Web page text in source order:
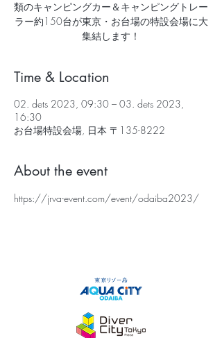
類のキャンピングカー＆キャンピングトレー
ラー約150台が東京・お台場の特設会場に大
集結します！
Time & Location
02. dets 2023, 09:30 – 03. dets 2023,
16:30
お台場特設会場, 日本 〒135-8222
About the event
https://jrva-event.com/event/odaiba2023/